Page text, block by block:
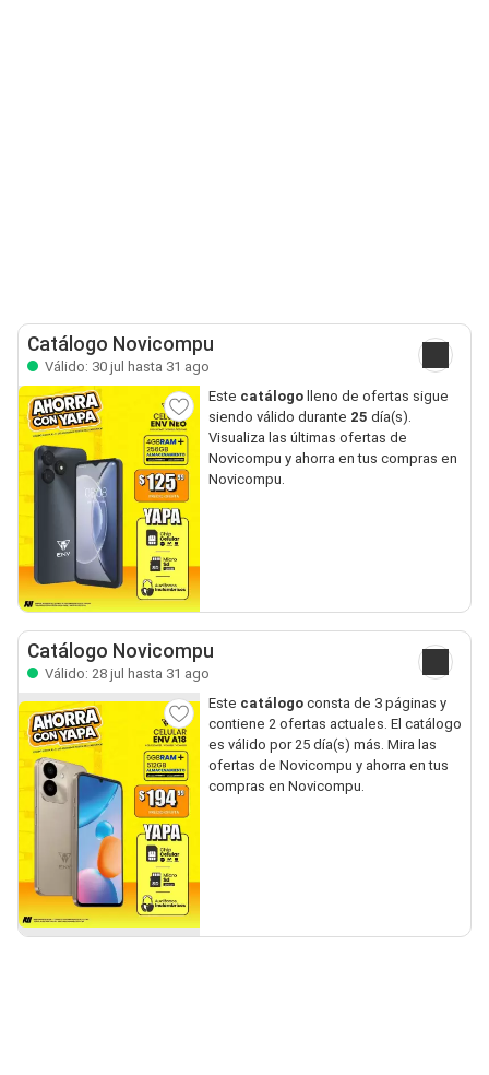
Catálogo Novicompu
Válido: 30 jul hasta 31 ago
Este catálogo lleno de ofertas sigue
siendo válido durante 25 día(s).
Visualiza las últimas ofertas de
Novicompu y ahorra en tus compras en
Novicompu.
Catálogo Novicompu
Válido: 28 jul hasta 31 ago
Este catálogoconsta de 3 páginas y
contiene 2 ofertas actuales. El catálogo
es válido por 25 día(s) más. Mira las
ofertas de Novicompu y ahorra en tus
compras en Novicompu.